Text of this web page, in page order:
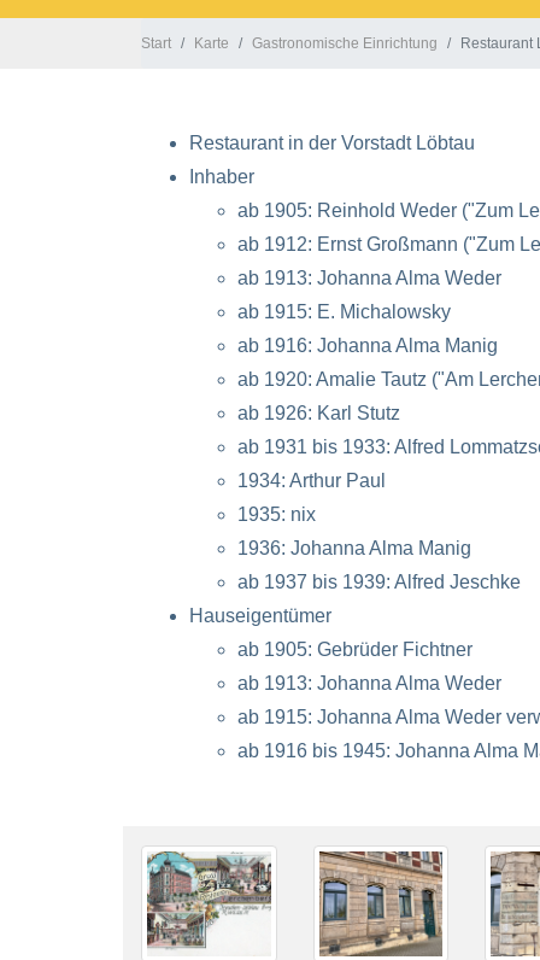
Start Karte Gastronomische Einrichtung Restaurant
Restaurant in der Vorstadt Löbtau
Inhaber
ab 1905: Reinhold Weder ("Zum
ab 1912: Ernst Großmann ("Zum
ab 1913: Johanna Alma Weder
ab 1915: E. Michalowsky
ab 1916: Johanna Alma Manig
ab 1920: Amalie Tautz ("Am
ab 1926: Karl Stutz
ab 1931 bis 1933: Alfred
1934: Arthur Paul
1935: nix
1936: Johanna Alma Manig
ab 1937 bis 1939: Alfred Jeschke
Hauseigentümer
ab 1905: Gebrüder Fichtner
ab 1913: Johanna Alma Weder
ab 1915: Johanna Alma Weder
ab 1916 bis 1945: Johanna Alma